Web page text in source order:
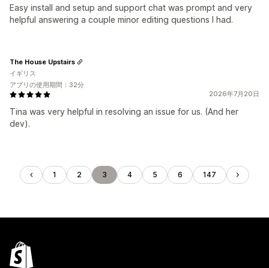
Easy install and setup and support chat was prompt and very
helpful answering a couple minor editing questions I had.
2026年7月20日
Tina was very helpful in resolving an issue for us. (And her
dev).
The House Upstairs
イギリス
アプリの使用期間：32分
1 2 3 4 5 6 147